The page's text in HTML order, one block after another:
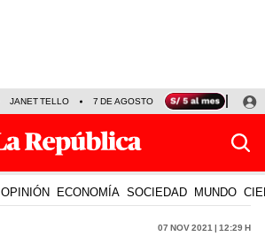
JANET TELLO 7 DE AGOSTO TINKA RESULTADOS
OPINIÓN ECONOMÍA SOCIEDAD MUNDO
07 Nov 2021 | 12:29 h